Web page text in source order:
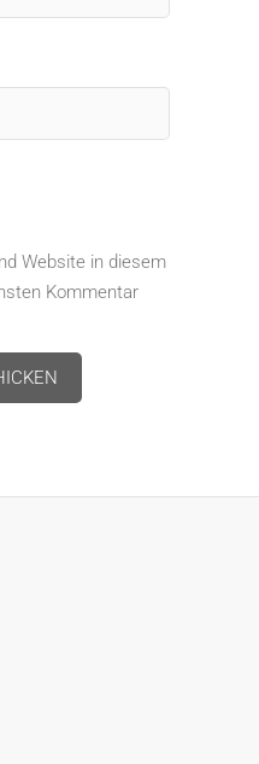
Website in diesem
Kommentar